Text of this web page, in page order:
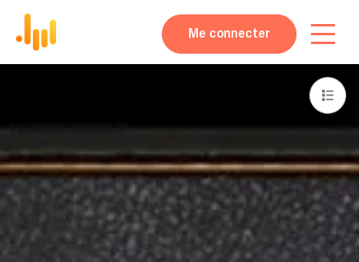
Me connecter